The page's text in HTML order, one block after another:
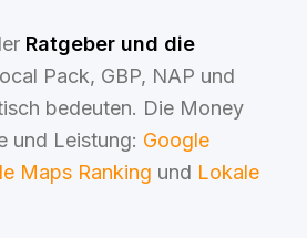
Ratgeber und die
Pack, GBP, NAP und
bedeuten. Die Money
und Leistung: Google
Maps Ranking und Lokale